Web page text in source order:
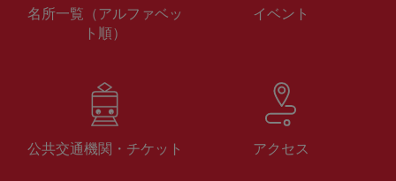
名所一覧（アルファベッ
ト順）
イベント
公共交通機関・チケット アクセス